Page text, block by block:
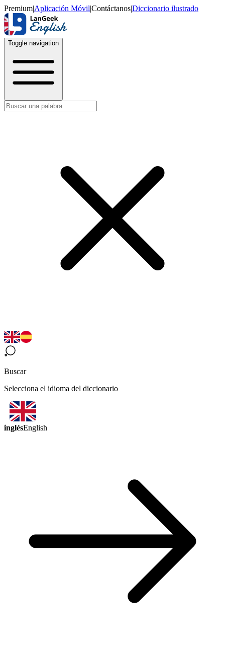
Premium|Aplicación Móvil|Contáctanos|Diccionario ilustrado
Toggle navigation
Buscar
Selecciona el idioma del diccionario
inglésEnglish